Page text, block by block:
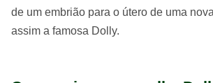
de um embrião para o útero de uma
assim a famosa Dolly.